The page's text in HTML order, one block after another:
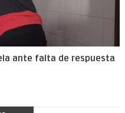
ante falta de respuesta